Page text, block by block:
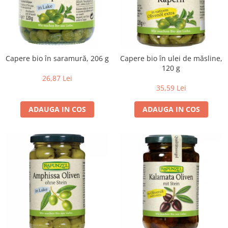
Lapte bio si bauturi vegetale
Sirop bio
Sucuri din fructe si legume bio
Superalimente
Superalimente bio
Grasimi bio
Ulei bio
Ulei de masline bio
Uleiuri esentiale alimentare bio
Uleiuri Oxyguard
Capere bio în saramură, 206 g
26,87 Lei
ADAUGA IN COS
Capere bio în ulei de măsline,
120 g
35,59 Lei
ADAUGA IN COS